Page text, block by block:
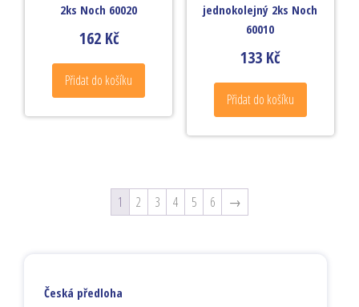
2ks Noch 60020
162 Kč
Přidat do košíku
jednokolejný 2ks Noch
60010
133 Kč
Přidat do košíku
1 2 3 4 5 6 →
Česká předloha